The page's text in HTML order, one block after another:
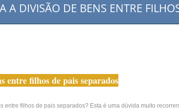
A DIVISÃO DE BENS ENTRE
entre filhos de pais separados
entre filhos de pais separados? Esta é uma dúvida muito